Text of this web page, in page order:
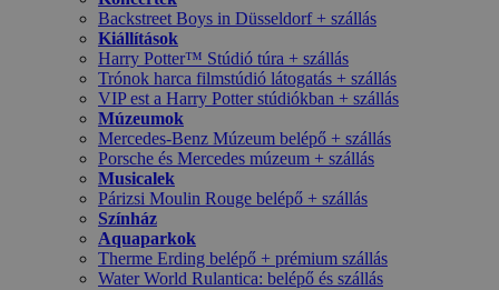
Backstreet Boys in Düsseldorf + szállás
Kiállítások
Harry Potter™ Stúdió túra + szállás
Trónok harca filmstúdió látogatás + szállás
VIP est a Harry Potter stúdiókban + szállás
Múzeumok
Mercedes-Benz Múzeum belépő + szállás
Porsche és Mercedes múzeum + szállás
Musicalek
Párizsi Moulin Rouge belépő + szállás
Színház
Aquaparkok
Therme Erding belépő + prémium szállás
Water World Rulantica: belépő és szállás